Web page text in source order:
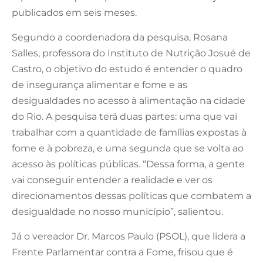
publicados em seis meses.
Segundo a coordenadora da pesquisa, Rosana
Salles, professora do Instituto de Nutrição Josué de
Castro, o objetivo do estudo é entender o quadro
de insegurança alimentar e fome e as
desigualdades no acesso à alimentação na cidade
do Rio. A pesquisa terá duas partes: uma que vai
trabalhar com a quantidade de famílias expostas à
fome e à pobreza, e uma segunda que se volta ao
acesso às políticas públicas. “Dessa forma, a gente
vai conseguir entender a realidade e ver os
direcionamentos dessas políticas que combatem a
desigualdade no nosso município”, salientou.
Já o vereador Dr. Marcos Paulo (PSOL), que lidera a
Frente Parlamentar contra a Fome, frisou que é